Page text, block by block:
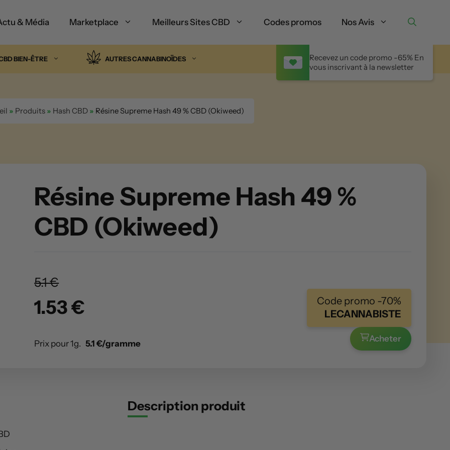
& Média Marketplace Meilleurs Sites CBD Codes promos Nos Avis
Recevez un code promo -65% En
vous inscrivant à la newsletter
BIEN-ÊTRE AUTRES CANNABINOÏDES
» Produits» Hash CBD» Résine Supreme Hash 49 % CBD (Okiweed)
Résine Supreme Hash 49 %
CBD (Okiweed)
5.1 €
1.53 €
Prix pour 1g.5.1 €/gramme
Code promo -70%
LECANNABISTE
Acheter
Description produit